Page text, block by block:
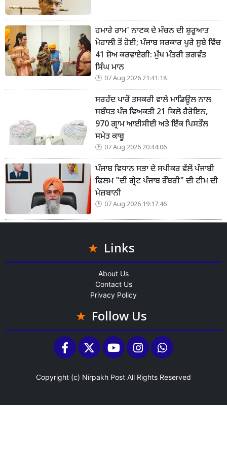
ਹਮਾਰੇ ਰਾਮ' ਨਾਟਕ ਦੇ ਮੰਚਨ ਦੀ ਸ਼ੁਰੂਆਤ
ਮੋਹਾਲੀ ਤੋਂ ਹੋਈ; ਪੰਜਾਬ ਸਰਕਾਰ ਪੂਰੇ ਸੂਬੇ ਵਿੱਚ
41 ਸ਼ੋਅ ਕਰਵਾਏਗੀ: ਮੁੱਖ ਮੰਤਰੀ ਭਗਵੰਤ
ਸਿੰਘ ਮਾਨ
07 Aug 2026 21:41:18
ਸਰਹੱਦ ਪਾਰੋਂ ਤਸਕਰੀ ਵਾਲੇ ਮਾਡਿਊਲ ਨਾਲ
ਸਬੰਧਤ ਪੰਜ ਵਿਅਕਤੀ 21 ਕਿਲੋ ਹੈਰੋਇਨ,
970 ਗ੍ਰਾਮ ਆਈਸੀਈ ਅਤੇ ਇੱਕ ਪਿਸਤੌਲ
ਸਮੇਤ ਕਾਬੂ
07 Aug 2026 20:44:06
ਪੰਜਾਬ ਵਿਧਾਨ ਸਭਾ ਦੇ ਸਪੀਕਰ ਵੱਲੋਂ ਪੰਜਾਬੀ
ਫਿਲਮ "ਦੀ ਗ੍ਰੇਟ ਪੰਜਾਬ ਰੌਬਰੀ" ਦੀ ਟੀਮ ਦੀ
ਮੇਜ਼ਬਾਨੀ
07 Aug 2026 19:17:46
Links
About Us
Contact Us
Privacy Policy
Follow Us
Copyright (c) Nirpakh Post All Rights Reserved